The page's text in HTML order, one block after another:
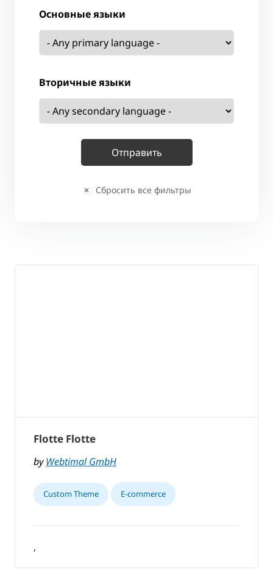
Основные языки
Вторичные языки
Сбросить все фильтры
Flotte Flotte
byWebtimal GmbH
Custom Theme E-commerce
,